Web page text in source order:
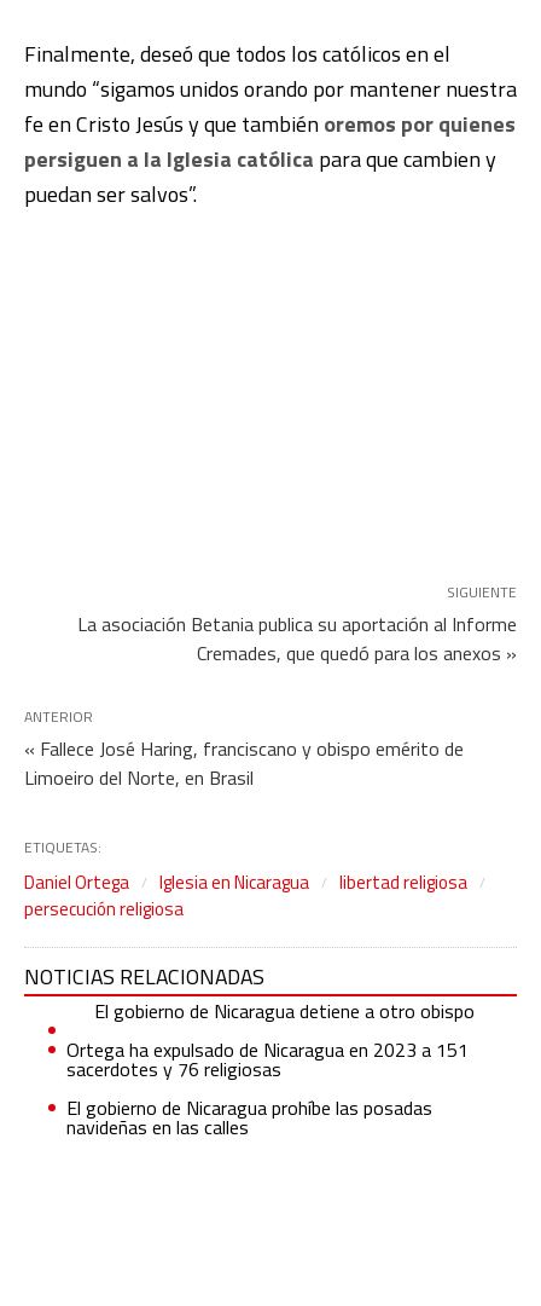
Finalmente, deseó que todos los católicos en el
mundo “sigamos unidos orando por mantener nuestra
fe en Cristo Jesús y que tambiénoremos por quienes
persiguen a la Iglesia católica para que cambien y
puedan ser salvos”.
SIGUIENTE
La asociación Betania publica su aportación al Informe
Cremades, que quedó para los anexos »
ANTERIOR
« Fallece José Haring, franciscano y obispo emérito de
Limoeiro del Norte, en Brasil
ETIQUETAS:
Daniel Ortega Iglesia en Nicaragua
libertad religiosa
persecución religiosa
NOTICIAS RELACIONADAS
El gobierno de Nicaragua detiene a otro obispo
Ortega ha expulsado de Nicaragua en 2023 a 151
sacerdotes y 76 religiosas
El gobierno de Nicaragua prohíbe las posadas
navideñas en las calles